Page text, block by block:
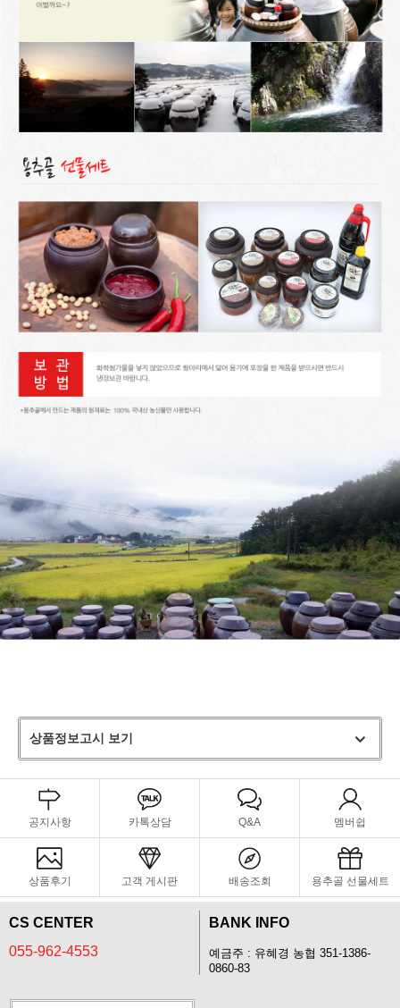
상품정보고시 보기
공지사항 카톡상담 Q&A 멤버쉽
상품후기 고객 게시판 배송조회 용추골 선물세트
CS CENTER
055-962-4553
BANK INFO
예금주 : 유혜경 농협 351-1386-
0860-83